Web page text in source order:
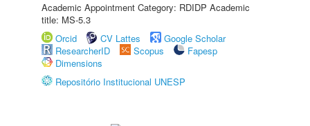
Academic Appointment Category: RDIDP Academic
title: MS-5.3
Orcid
CV Lattes
Google Scholar
ResearcherID
Scopus
Fapesp
Dimensions
Repositório Institucional UNESP